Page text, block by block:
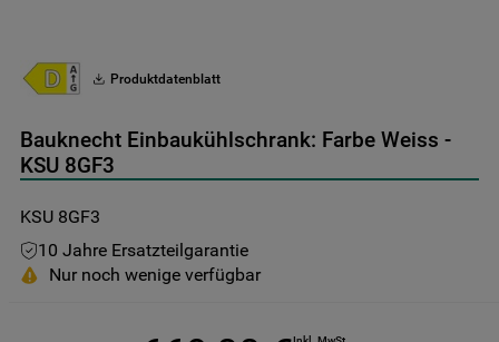
Produktdatenblatt
Bauknecht Einbaukühlschrank: Farbe Weiss -
KSU 8GF3
KSU 8GF3
10 Jahre Ersatzteilgarantie
Nur noch wenige verfügbar